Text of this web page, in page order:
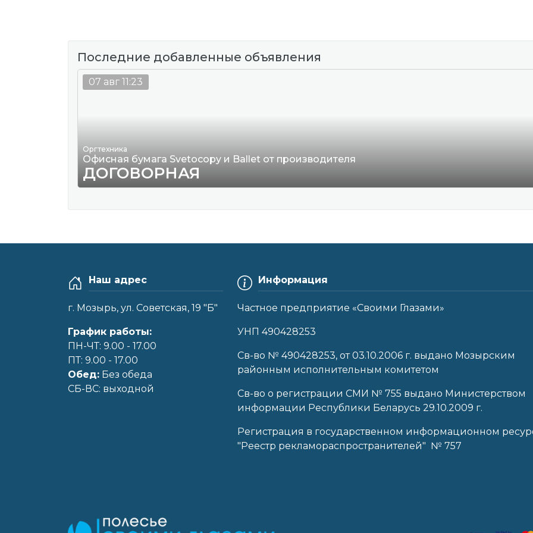
Последние добавленные объявления
Оргтехника
Офисная бумага Svetocopy и Ballet от производителя
ДОГОВОРНАЯ
07 авг 11:23
Наш адрес
г. Мозырь, ул. Советская, 19 "Б"
График работы:
ПН-ЧТ: 9.00 - 17.00
ПТ: 9.00 - 17.00
Обед: Без обеда
CБ-ВС: выходной
Информация
Частное предприятие «Своими Глазами»
УНП 490428253
Cв-во № 490428253, от 03.10.2006 г. выдано Мозырским
районным исполнительным комитетом
Св-во о регистрации СМИ № 755 выдано Министерством
информации Республики Беларусь 29.10.2009 г.
Регистрация в государственном информационном
"Реестр рекламораспространителей" № 757